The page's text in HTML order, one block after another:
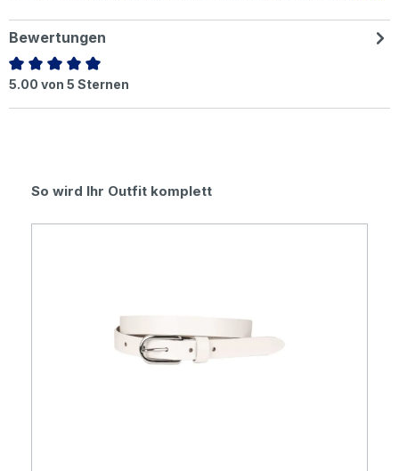
Bewertungen
Durchschnittliche Bewertung von 5 von 5 Sternen
5.00 von 5 Sternen
Produktgalerie überspringen
So wird Ihr Outfit komplett